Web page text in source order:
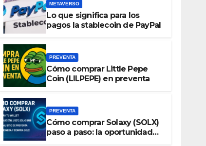
METAVERSO
Lo que significa para los
pagos la stablecoin de PayPal
PREVENTA
Cómo comprar Little Pepe
Coin (LILPEPE) en preventa
PREVENTA
Cómo comprar Solaxy (SOLX)
paso a paso: la oportunidad